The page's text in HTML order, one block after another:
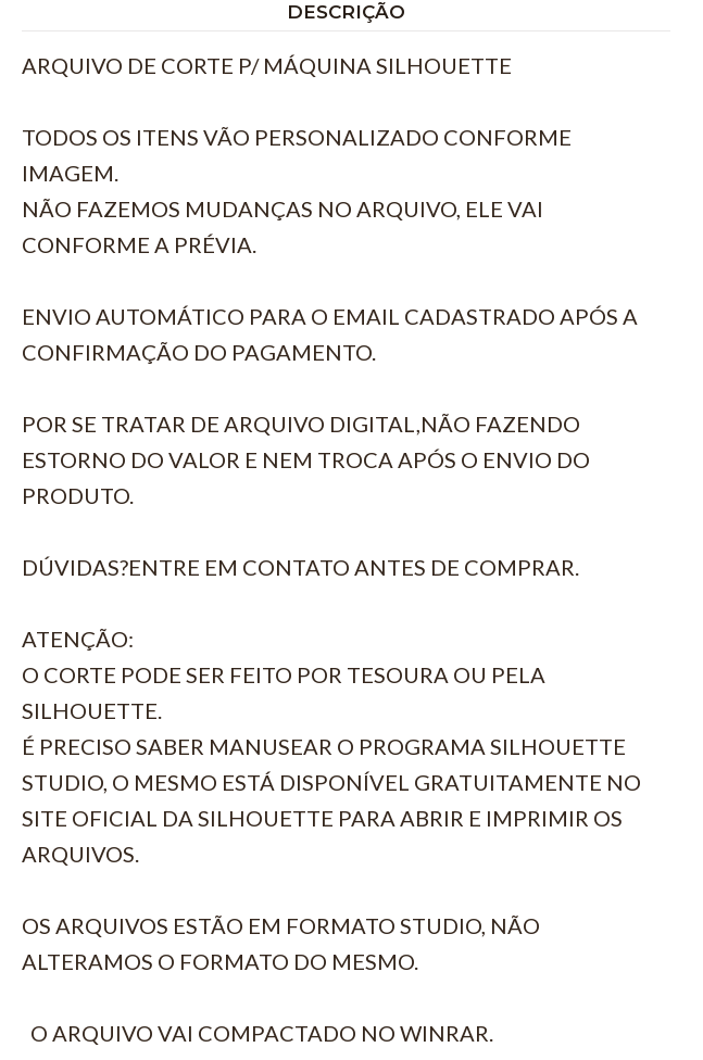
DESCRIÇÃO
ARQUIVO DE CORTE P/ MÁQUINA SILHOUETTE
TODOS OS ITENS VÃO PERSONALIZADO CONFORME
IMAGEM.
NÃO FAZEMOS MUDANÇAS NO ARQUIVO, ELE VAI
CONFORME A PRÉVIA.
ENVIO AUTOMÁTICO PARA O EMAIL CADASTRADO APÓS A
CONFIRMAÇÃO DO PAGAMENTO.
POR SE TRATAR DE ARQUIVO DIGITAL,NÃO FAZENDO
ESTORNO DO VALOR E NEM TROCA APÓS O ENVIO DO
PRODUTO.
DÚVIDAS?ENTRE EM CONTATO ANTES DE COMPRAR.
ATENÇÃO:
O CORTE PODE SER FEITO POR TESOURA OU PELA
SILHOUETTE.
É PRECISO SABER MANUSEAR O PROGRAMA SILHOUETTE
STUDIO, O MESMO ESTÁ DISPONÍVEL GRATUITAMENTE NO
SITE OFICIAL DA SILHOUETTE PARA ABRIR E IMPRIMIR OS
ARQUIVOS.
OS ARQUIVOS ESTÃO EM FORMATO STUDIO, NÃO
ALTERAMOS O FORMATO DO MESMO.
O ARQUIVO VAI COMPACTADO NO WINRAR.